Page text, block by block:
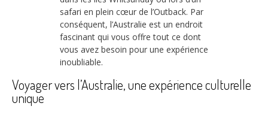
safari en plein cœur de l’Outback. Par
conséquent, l’Australie est un endroit
fascinant qui vous offre tout ce dont
vous avez besoin pour une expérience
inoubliable.
Voyager vers l’Australie, une expérience culturelle
unique